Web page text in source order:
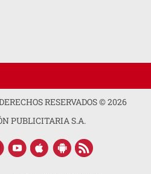
RESERVADOS ©2026
PUBLICITARIA S.A.